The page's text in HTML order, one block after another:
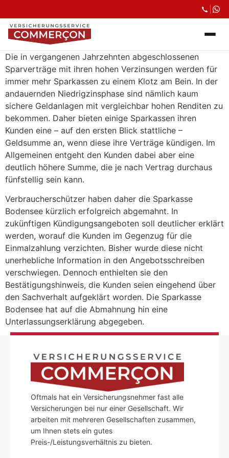
Die in vergangenen Jahrzehnten abgeschlossenen
Sparverträge mit ihren hohen Verzinsungen werden für
immer mehr Sparkassen zu einem Klotz am Bein. In der
andauernden Niedrigzinsphase sind nämlich kaum
sichere Geldanlagen mit vergleichbar hohen Renditen zu
bekommen. Daher bieten einige Sparkassen ihren
Kunden eine – auf den ersten Blick stattliche –
Geldsumme an, wenn diese ihre Verträge kündigen. Im
Allgemeinen entgeht den Kunden dabei aber eine
deutlich höhere Summe, die je nach Vertrag durchaus
fünfstellig sein kann.
Verbraucherschützer haben daher die Sparkasse
Bodensee kürzlich erfolgreich abgemahnt. In
zukünftigen Kündigungsangeboten soll deutlicher erklärt
werden, worauf die Kunden im Gegenzug für die
Einmalzahlung verzichten. Bisher wurde diese nicht
unerhebliche Information in den Angebotsschreiben
verschwiegen. Dennoch enthielten sie den
Bestätigungshinweis, die Kunden seien eingehend über
den Sachverhalt aufgeklärt worden. Die Sparkasse
Bodensee hat auf die Abmahnung hin eine
Unterlassungserklärung abgegeben.
Oftmals hat ein Versicherungsnehmer fast alle
Versicherungen bei nur einer Gesellschaft. Wir
arbeiten mit mehreren Gesellschaften zusammen,
um Ihnen stets ein gutes
Preis-/Leistungsverhältnis zu bieten.